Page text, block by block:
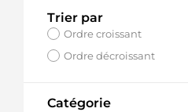
Trier par
Ordre croissant
Ordre décroissant
Catégorie